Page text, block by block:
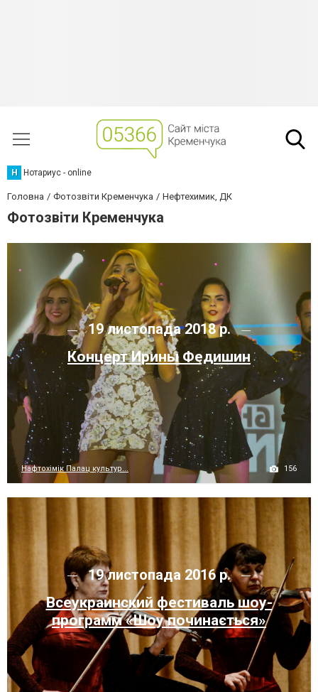
Н Нотариус - online
Головна Фотозвіти Кременчука Нефтехимик, ДК
Фотозвіти Кременчука
19 листопада 2018 р.
Концерт Ирины Федишин
Нафтохімік Палац культур... 156
19 листопада 2016 р.
Всеукраинский фестиваль шоу-
программ «Шоу починається»